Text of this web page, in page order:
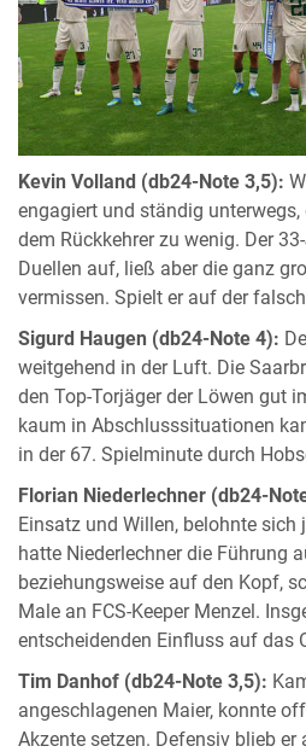
Kevin Volland (db24-Note 3,5):
engagiert und ständig
dem Rückkehrer zu wenig. Der
Duellen auf, ließ aber die ganz
vermissen. Spielt er auf der
Sigurd Haugen (db24-Note 4):
weitgehend in der Luft. Die
den Top-Torjäger der Löwen gut
kaum in Abschlusssituationen
in der 67. Spielminute durch
Florian Niederlechner (db24-
Einsatz und Willen, belohnte sich
hatte Niederlechner die Führung
beziehungsweise auf den Kopf,
Male an FCS-Keeper Menzel.
entscheidenden Einfluss auf das
Tim Danhof (db24-Note 3,5):
angeschlagenen Maier, konnte
Akzente setzen. Defensiv blieb